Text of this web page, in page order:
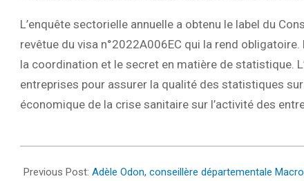
L’enquête sectorielle annuelle a obtenu le label du
revêtue du visa n°2022A006EC qui la rend
la coordination et le secret en matière de statistique.
entreprises pour assurer la qualité des statistiques
économique de la crise sanitaire sur l’activité des
04-
Previous Post: Adèle Odon, conseillère départementale